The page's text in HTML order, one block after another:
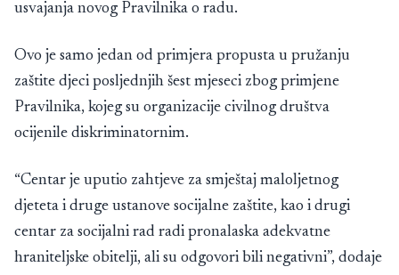
usvajanja novog Pravilnika o radu.
Ovo je samo jedan od primjera propusta u pružanju
zaštite djeci posljednjih šest mjeseci zbog primjene
Pravilnika, kojeg su organizacije civilnog društva
ocijenile diskriminatornim.
“Centar je uputio zahtjeve za smještaj maloljetnog
djeteta i druge ustanove socijalne zaštite, kao i drugi
centar za socijalni rad radi pronalaska adekvatne
hraniteljske obitelji, ali su odgovori bili negativni”, dodaje